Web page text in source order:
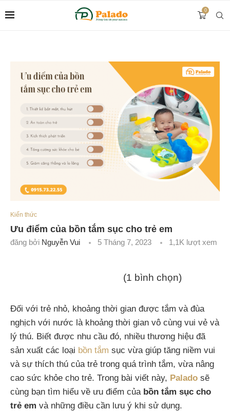
0
Kiến thức
Ưu điểm của bồn tắm sục cho trẻ em
đăng bởi Nguyễn Vui 5 Tháng 7, 2023 1,1K lượt xem
(1 bình chọn)
Đối với trẻ nhỏ, khoảng thời gian được tắm và đùa
nghịch với nước là khoảng thời gian vô cùng vui vẻ và
lý thú. Biết được nhu cầu đó, nhiều thương hiệu đã
sản xuất các loại bồn tắm sục vừa giúp tăng niềm vui
và sự thích thú của trẻ trong quá trình tắm, vừa nâng
cao sức khỏe cho trẻ. Trong bài viết này, Palado sẽ
cùng bạn tìm hiểu về ưu điểm của bồn tắm sục cho
trẻ em và những điều cần lưu ý khi sử dụng.